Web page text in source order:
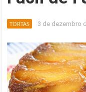
TORTAS 3 de dezembro